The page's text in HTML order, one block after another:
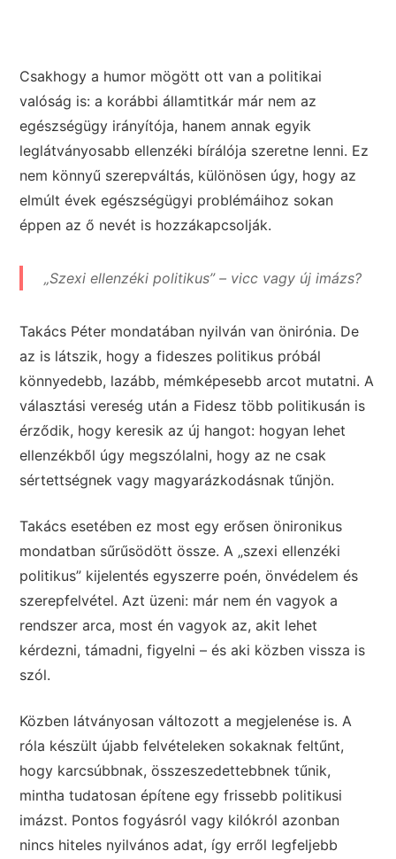
Csakhogy a humor mögött ott van a politikai
valóság is: a korábbi államtitkár már nem az
egészségügy irányítója, hanem annak egyik
leglátványosabb ellenzéki bírálója szeretne lenni. Ez
nem könnyű szerepváltás, különösen úgy, hogy az
elmúlt évek egészségügyi problémáihoz sokan
éppen az ő nevét is hozzákapcsolják.
„Szexi ellenzéki politikus” – vicc vagy új imázs?
Takács Péter mondatában nyilván van önirónia. De
az is látszik, hogy a fideszes politikus próbál
könnyedebb, lazább, mémképesebb arcot mutatni. A
választási vereség után a Fidesz több politikusán is
érződik, hogy keresik az új hangot: hogyan lehet
ellenzékből úgy megszólalni, hogy az ne csak
sértettségnek vagy magyarázkodásnak tűnjön.
Takács esetében ez most egy erősen önironikus
mondatban sűrűsödött össze. A „szexi ellenzéki
politikus” kijelentés egyszerre poén, önvédelem és
szerepfelvétel. Azt üzeni: már nem én vagyok a
rendszer arca, most én vagyok az, akit lehet
kérdezni, támadni, figyelni – és aki közben vissza is
szól.
Közben látványosan változott a megjelenése is. A
róla készült újabb felvételeken sokaknak feltűnt,
hogy karcsúbbnak, összeszedettebbnek tűnik,
mintha tudatosan építene egy frissebb politikusi
imázst. Pontos fogyásról vagy kilókról azonban
nincs hiteles nyilvános adat, így erről legfeljebb